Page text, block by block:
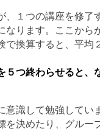
１つの講座を修了
ります。ここから
で換算すると、平均
５つ終わらせると、
識して勉強してい
を決めたり、グルー